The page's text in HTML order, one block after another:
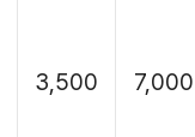
3,500 7,000